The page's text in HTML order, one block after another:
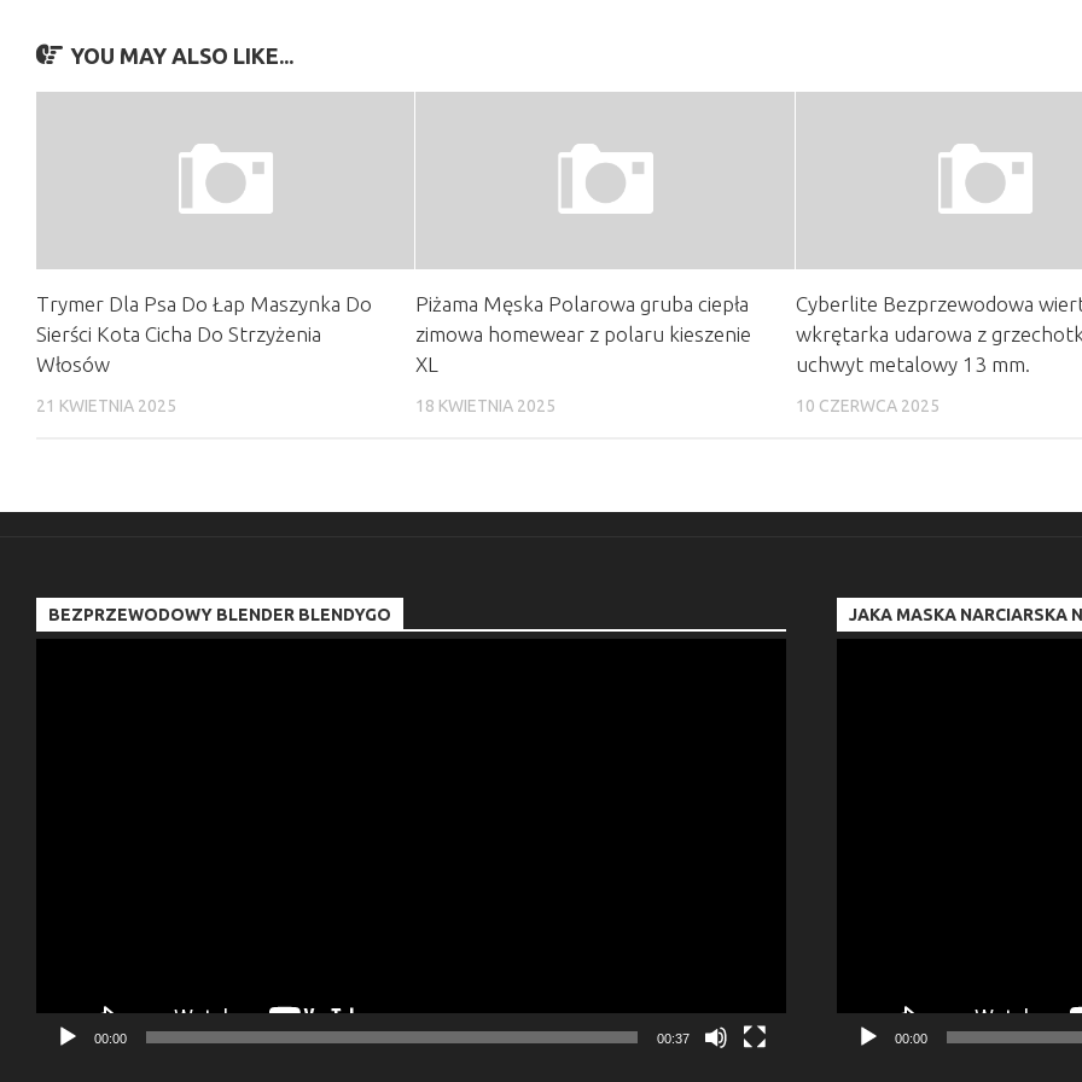
YOU MAY ALSO LIKE...
Trymer Dla Psa Do Łap Maszynka Do
Sierści Kota Cicha Do Strzyżenia
Włosów
21 KWIETNIA 2025
Piżama Męska Polarowa gruba ciepła
zimowa homewear z polaru kieszenie
XL
18 KWIETNIA 2025
Cyberlite Bezprzewodowa
wkrętarka udarowa z
uchwyt metalowy 13 mm.
10 CZERWCA 2025
BEZPRZEWODOWY BLENDER BLENDYGO
00:00 00:37
JAKA MASKA NARCIARSKA
00:00